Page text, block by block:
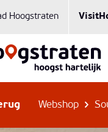
Hoogstraten
Webshop